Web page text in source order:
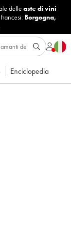
delle aste di vini
Borgogna,
Enciclopedia